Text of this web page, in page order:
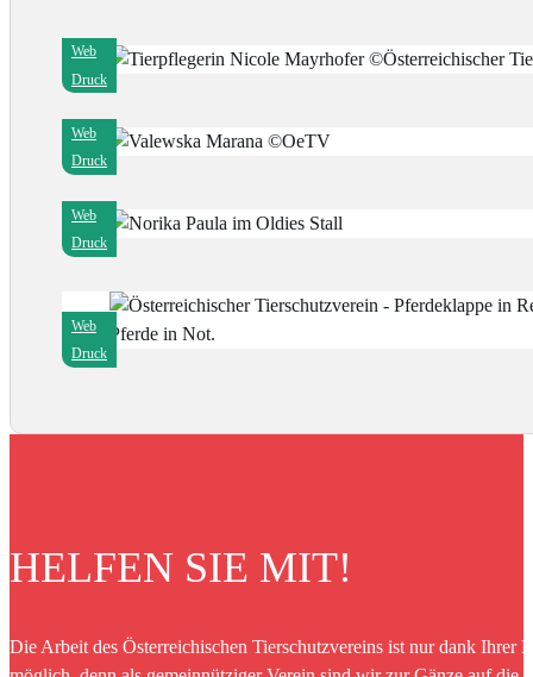
Web
Druck
Web
Druck
Web
Druck
Web
Druck
HELFEN SIE MIT!
Die Arbeit des Österreichischen Tierschutzvereins ist nur dank Ihrer